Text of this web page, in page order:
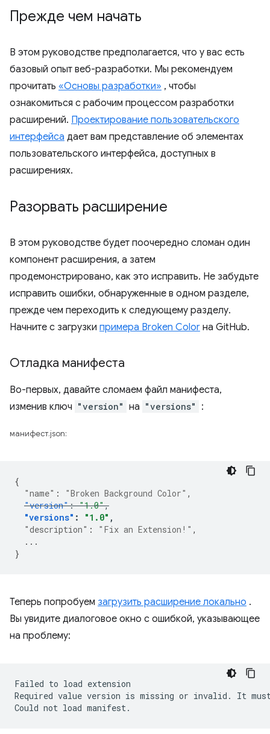
Прежде чем начать
В этом руководстве предполагается, что у вас есть
базовый опыт веб-разработки. Мы рекомендуем
прочитать «Основы разработки» , чтобы
ознакомиться с рабочим процессом разработки
расширений. Проектирование пользовательского
интерфейса дает вам представление об элементах
пользовательского интерфейса, доступных в
расширениях.
Разорвать расширение
В этом руководстве будет поочередно сломан один
компонент расширения, а затем
продемонстрировано, как это исправить. Не забудьте
исправить ошибки, обнаруженные в одном разделе,
прежде чем переходить к следующему разделу.
Начните с загрузки примера Broken Color на GitHub.
Отладка манифеста
Во-первых, давайте сломаем файл манифеста,
изменив ключ "version" на "versions" :
манифест.json:
{
"name" : "Broken Background Color" ,
"version": "1.0",
"versions" : "1.0" ,
"description" : "Fix an Extension!" ,
...
}
Теперь попробуем загрузить расширение локально .
Вы увидите диалоговое окно с ошибкой, указывающее
на проблему:
Failed to load extension
Required value version is missing or invalid. It
Could not load